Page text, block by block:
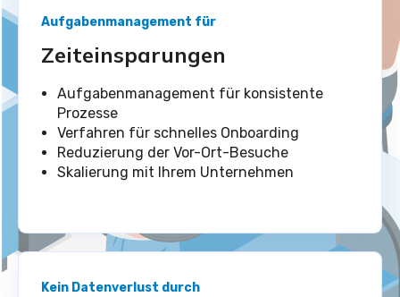
Aufgabenmanagement für
Zeiteinsparungen
Aufgabenmanagement für konsistente
Prozesse
Verfahren für schnelles Onboarding
Reduzierung der Vor-Ort-Besuche
Skalierung mit Ihrem Unternehmen
Kein Datenverlust durch